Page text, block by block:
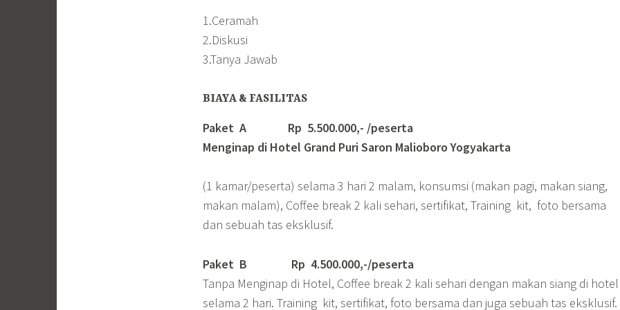
1.Ceramah
2.Diskusi
3.Tanya Jawab
BIAYA & FASILITAS
Paket A Rp 5.500.000,- /peserta
Menginap di Hotel Grand Puri Saron Malioboro Yogyakarta
(1 kamar/peserta) selama 3 hari 2 malam, konsumsi (makan pagi, makan siang,
makan malam), Coffee break 2 kali sehari, sertifikat, Training kit, foto bersama
dan sebuah tas eksklusif.
Paket B
Rp 4.500.000,-/peserta
Tanpa Menginap di Hotel, Coffee break 2 kali sehari dengan makan siang di
selama 2 hari. Training kit, sertifikat, foto bersama dan juga sebuah tas eksklusif.